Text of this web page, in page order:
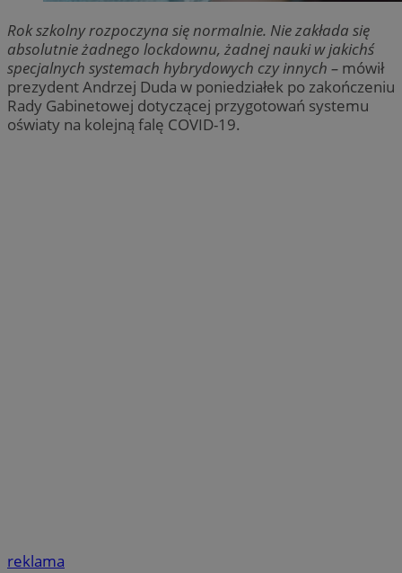
Rok szkolny rozpoczyna się normalnie. Nie zakłada się
absolutnie żadnego lockdownu, żadnej nauki w jakichś
specjalnych systemach hybrydowych czy innych – mówił
prezydent Andrzej Duda w poniedziałek po zakończeniu
Rady Gabinetowej dotyczącej przygotowań systemu
oświaty na kolejną falę COVID-19.
reklama